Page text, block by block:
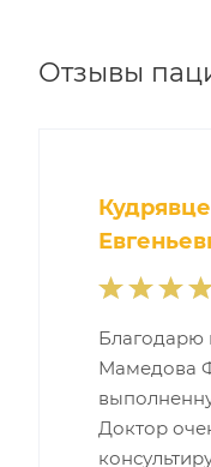
Отзывы
Благодарю
Мамедова
Доктор